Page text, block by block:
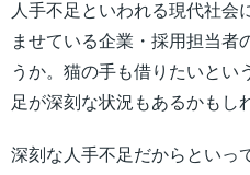
人手不足といわれる現代社会
ませている企業・採用担当者
うか。猫の手も借りたいとい
足が深刻な状況もあるかもし
深刻な人手不足だからといっ